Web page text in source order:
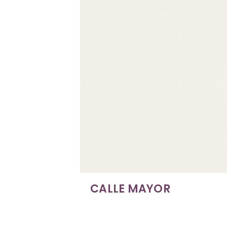
CRISTO DEL